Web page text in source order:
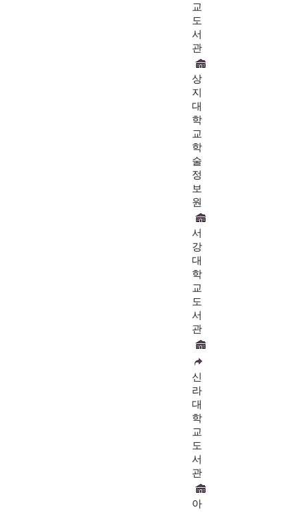
교
도
서
관
상
지
대
학
교
학
술
정
보
원
서
강
대
학
교
도
서
관
신
라
대
학
교
도
서
관
아